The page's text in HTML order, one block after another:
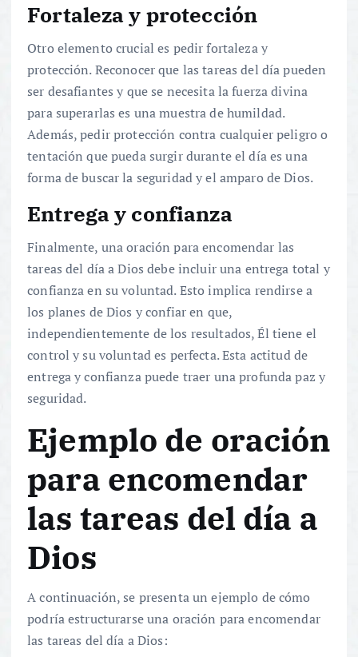
Fortaleza y protección
Otro elemento crucial es pedir fortaleza y
protección. Reconocer que las tareas del día pueden
ser desafiantes y que se necesita la fuerza divina
para superarlas es una muestra de humildad.
Además, pedir protección contra cualquier peligro o
tentación que pueda surgir durante el día es una
forma de buscar la seguridad y el amparo de Dios.
Entrega y confianza
Finalmente, una oración para encomendar las
tareas del día a Dios debe incluir una entrega total y
confianza en su voluntad. Esto implica rendirse a
los planes de Dios y confiar en que,
independientemente de los resultados, Él tiene el
control y su voluntad es perfecta. Esta actitud de
entrega y confianza puede traer una profunda paz y
seguridad.
Ejemplo de oración
para encomendar
las tareas del día a
Dios
A continuación, se presenta un ejemplo de cómo
podría estructurarse una oración para encomendar
las tareas del día a Dios: